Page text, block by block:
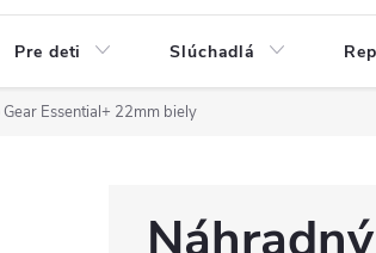
Pre deti Slúchadlá
Essential+ 22mm biely